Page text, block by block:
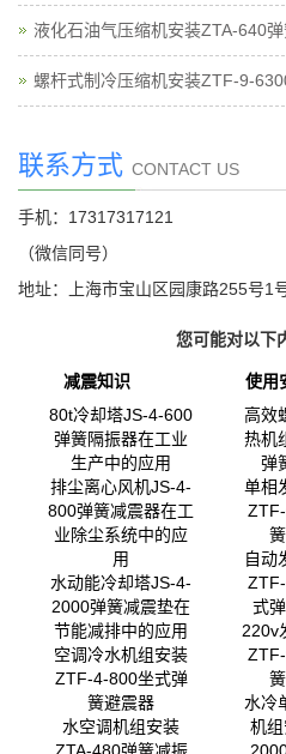
液化石油气压缩机安装ZTA-640
螺杆式制冷压缩机安装ZTF-9-
联系方式 CONTACT US
手机：17317317121
（微信同号）
地址：上海市宝山区园康路255号1
您可能对以下
减震知识
80t冷却塔JS-4-600
弹簧隔振器在工业
生产中的应用
排尘离心风机JS-4-
800弹簧减震器在工
业除尘系统中的应
用
水动能冷却塔JS-4-
2000弹簧减震垫在
节能减排中的应用
空调冷水机组安装
ZTF-4-800坐式弹
簧避震器
水空调机组安装
使用
高效
热机
弹
单相
自动
式
220v
水冷
机